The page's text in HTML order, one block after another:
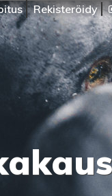
Rekisteröidy